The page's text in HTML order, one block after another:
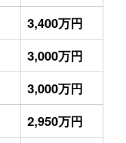
3,400万円
3,000万円
3,000万円
2,950万円